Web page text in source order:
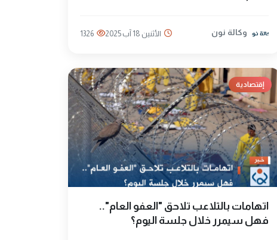
وكالة نون الأثنين 18 آب 2025 1326
إقتصادية
اتهامات بالتلاعب تلاحق "العفو العام"..
فهل سيمرر خلال جلسة اليوم؟